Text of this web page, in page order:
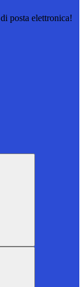
posta elettronica!